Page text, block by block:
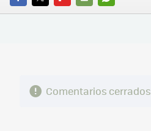
FACEBOOK
TWITTERFLIPBOARD
E-
WHATSAPP
Comentarios cerrados